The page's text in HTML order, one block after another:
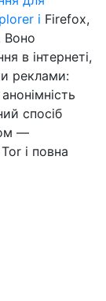
і Firefox,
Воно
в інтернеті,
реклами:
спосіб
—
і повна